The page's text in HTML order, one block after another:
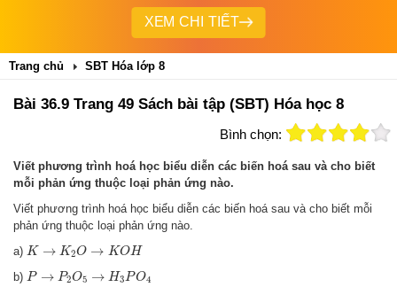
XEM CHI TIẾT
Trang chủ SBT Hóa lớp 8
Bài 36.9 Trang 49 Sách bài tập (SBT) Hóa học 8
Bình chọn:
Viết phương trình hoá học biểu diễn các biến hoá sau và cho biết
mỗi phản ứng thuộc loại phản ứng nào.
Viết phương trình hoá học biểu diễn các biến hoá sau và cho biết mỗi
phản ứng thuộc loại phản ứng nào.
a) K → K2O → KOH
K→ K 2O → O H
b) P → P2O5 → H3PO4
P→ P 2O5 H 3P O4